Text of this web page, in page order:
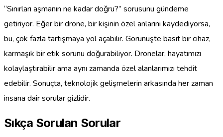
“Sınırları aşmanın ne kadar doğru?” sorusunu gündeme
getiriyor. Eğer bir drone, bir kişinin özel anlarını kaydediyorsa,
bu, çok fazla tartışmaya yol açabilir. Görünüşte basit bir cihaz,
karmaşık bir etik sorunu doğurabiliyor. Dronelar, hayatımızı
kolaylaştırabilir ama aynı zamanda özel alanlarımızı tehdit
edebilir. Sonuçta, teknolojik gelişmelerin arkasında her zaman
insana dair sorular gizlidir.
Sıkça Sorulan Sorular